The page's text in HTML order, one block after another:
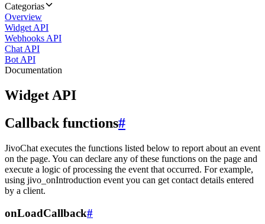
Categorias
Overview
Widget API
Webhooks API
Chat API
Bot API
Documentation
Widget API
Callback functions#
JivoChat executes the functions listed below to report about an event
on the page. You can declare any of these functions on the page and
execute a logic of processing the event that occurred. For example,
using jivo_onIntroduction event you can get contact details entered
by a client.
onLoadCallback#